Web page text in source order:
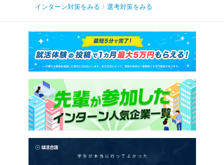
インターン対策をみる / 選考対策をみる